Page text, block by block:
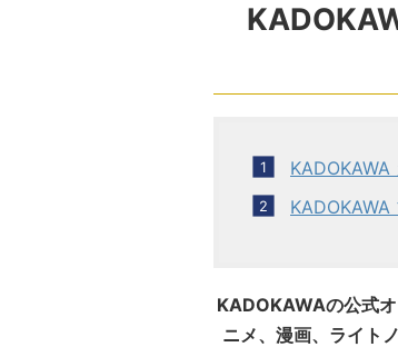
KADOKAWA
KADOKAWAの公式
ニメ、漫画、ライト